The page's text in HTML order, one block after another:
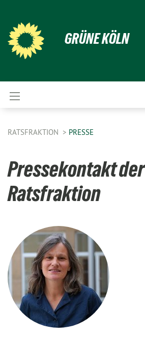
GRÜNE KÖLN
RATSFRAKTION PRESSE
Pressekontakt der
Ratsfraktion